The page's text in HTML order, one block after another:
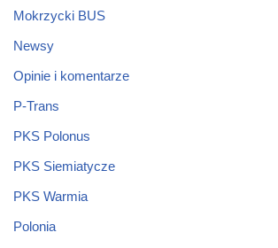
Mokrzycki BUS
Newsy
Opinie i komentarze
P-Trans
PKS Polonus
PKS Siemiatycze
PKS Warmia
Polonia